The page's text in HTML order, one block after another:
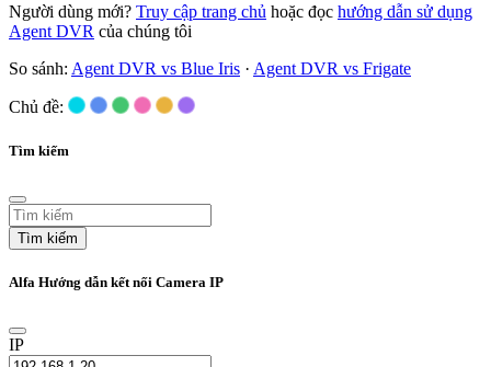
Người dùng mới? Truy cập trang chủ hoặc đọc hướng dẫn sử dụng
Agent DVR của chúng tôi
So sánh: Agent DVR vs Blue Iris · Agent DVR vs Frigate
Chủ đề:
Tìm kiếm
Tìm kiếm
Alfa Hướng dẫn kết nối Camera IP
IP